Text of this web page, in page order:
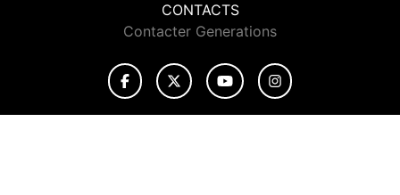
CONTACTS
Contacter Generations